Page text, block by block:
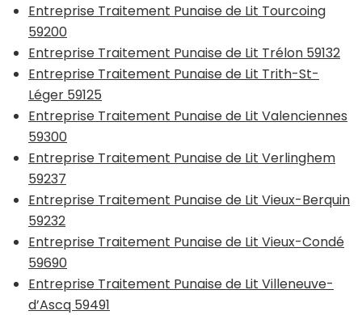
Entreprise Traitement Punaise de Lit Tourcoing
59200
Entreprise Traitement Punaise de Lit Trélon 59132
Entreprise Traitement Punaise de Lit Trith-St-
Léger 59125
Entreprise Traitement Punaise de Lit Valenciennes
59300
Entreprise Traitement Punaise de Lit Verlinghem
59237
Entreprise Traitement Punaise de Lit Vieux-Berquin
59232
Entreprise Traitement Punaise de Lit Vieux-Condé
59690
Entreprise Traitement Punaise de Lit Villeneuve-
d’Ascq 59491